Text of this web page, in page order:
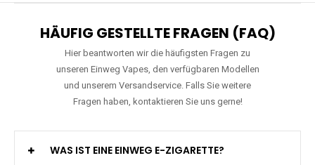
HÄUFIG GESTELLTE FRAGEN (FAQ)
Hier beantworten wir die häufigsten Fragen zu
unseren Einweg Vapes, den verfügbaren Modellen
und unserem Versandservice. Falls Sie weitere
Fragen haben, kontaktieren Sie uns gerne!
WAS IST EINE EINWEG E-ZIGARETTE?